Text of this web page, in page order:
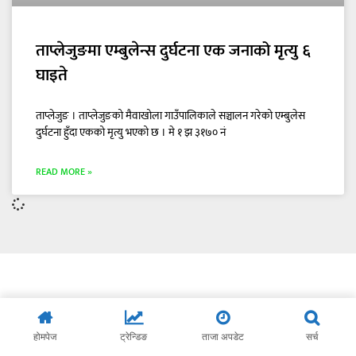
ताप्लेजुङमा एम्बुलेन्स दुर्घटना एक जनाको मृत्यु ६
घाइते
ताप्लेजुङ । ताप्लेजुङको मैवाखोला गाउँपालिकाले सञ्चालन गरेको एम्बुलेस
दुर्घटना हुँदा एकको मृत्यु भएको छ । मे १ झ ३१७० नं
READ MORE »
होमपेज ट्रेन्डिङ ताजा अपडेट सर्च